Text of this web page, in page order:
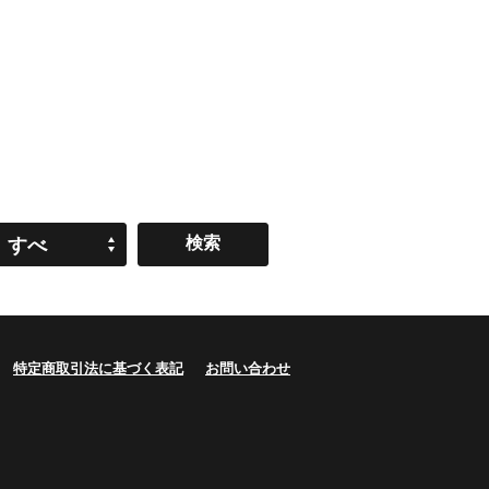
すべ
特定商取引法に基づく表記 お問い合わせ